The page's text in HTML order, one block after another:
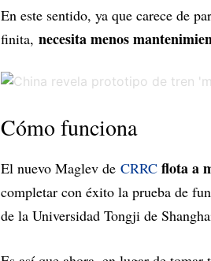
En este sentido, ya que carece de
finita, necesita menos
Cómo funciona
El nuevo Maglev de CRRC flota a
completar con éxito la prueba de
de la Universidad Tongji de